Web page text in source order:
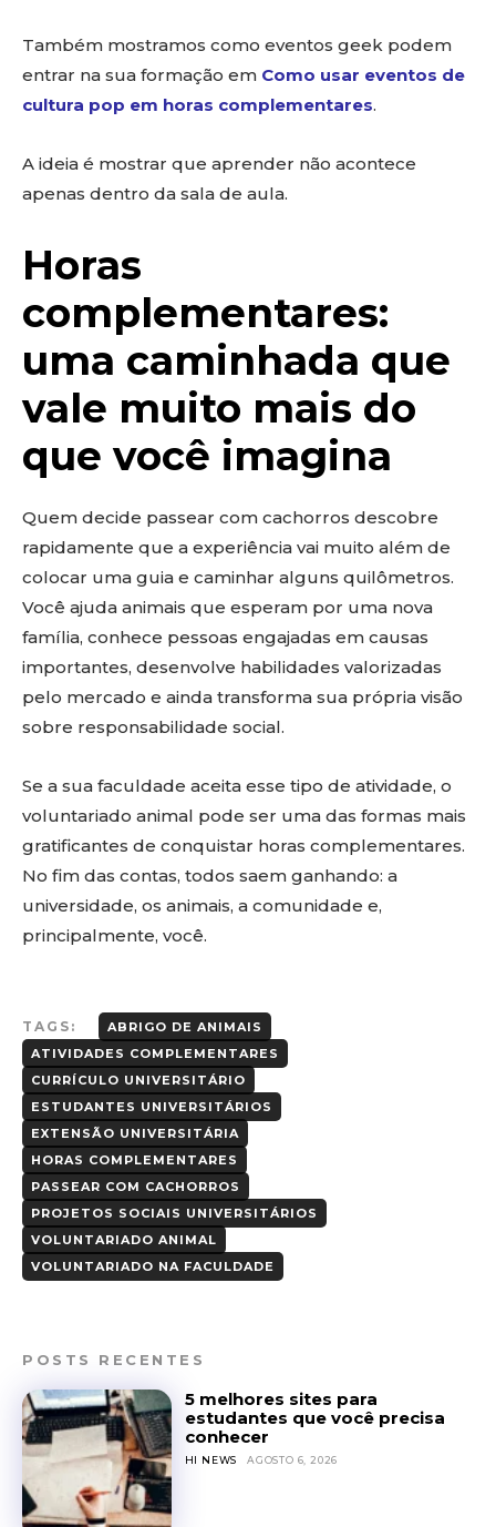
Também mostramos como eventos geek podem
entrar na sua formação em Como usar eventos de
cultura pop em horas complementares.
A ideia é mostrar que aprender não acontece
apenas dentro da sala de aula.
Horas
complementares:
uma caminhada que
vale muito mais do
que você imagina
Quem decide passear com cachorros descobre
rapidamente que a experiência vai muito além de
colocar uma guia e caminhar alguns quilômetros.
Você ajuda animais que esperam por uma nova
família, conhece pessoas engajadas em causas
importantes, desenvolve habilidades valorizadas
pelo mercado e ainda transforma sua própria visão
sobre responsabilidade social.
Se a sua faculdade aceita esse tipo de atividade, o
voluntariado animal pode ser uma das formas mais
gratificantes de conquistar horas complementares.
No fim das contas, todos saem ganhando: a
universidade, os animais, a comunidade e,
principalmente, você.
TAGS:
ABRIGO DE ANIMAIS
ATIVIDADES COMPLEMENTARES
CURRÍCULO UNIVERSITÁRIO
ESTUDANTES UNIVERSITÁRIOS
EXTENSÃO UNIVERSITÁRIA
HORAS COMPLEMENTARES
PASSEAR COM CACHORROS
PROJETOS SOCIAIS UNIVERSITÁRIOS
VOLUNTARIADO ANIMAL
VOLUNTARIADO NA FACULDADE
POSTS RECENTES
5 melhores sites para
estudantes que você precisa
conhecer
HI NEWS AGOSTO 6, 2026